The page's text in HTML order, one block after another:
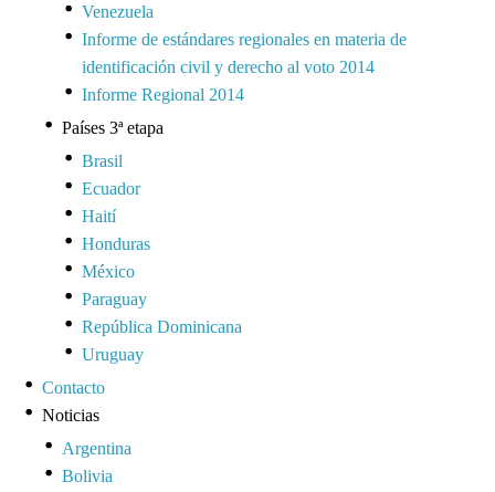
Venezuela
Informe de estándares regionales en materia de
identificación civil y derecho al voto 2014
Informe Regional 2014
Países 3ª etapa
Brasil
Ecuador
Haití
Honduras
México
Paraguay
República Dominicana
Uruguay
Contacto
Noticias
Argentina
Bolivia